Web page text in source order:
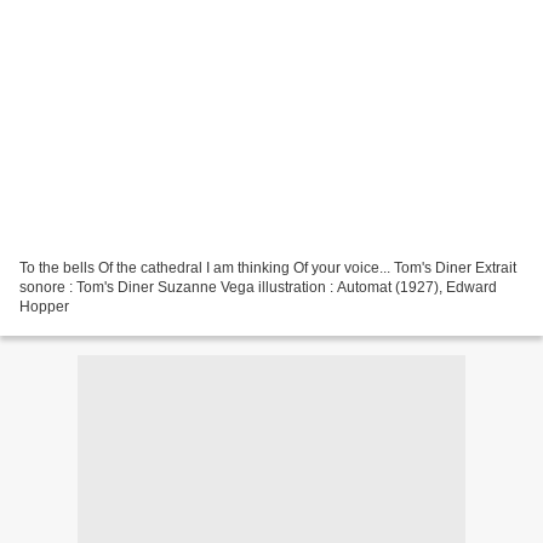
To the bells Of the cathedral I am thinking Of your voice... Tom's Diner Extrait
sonore : Tom's Diner Suzanne Vega illustration : Automat (1927), Edward
Hopper